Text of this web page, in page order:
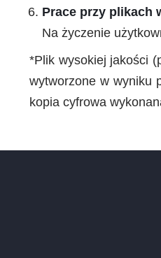
Prace przy plikach
Na życzenie
*Plik wysokiej jakości
wytworzone w wyniku
kopia cyfrowa